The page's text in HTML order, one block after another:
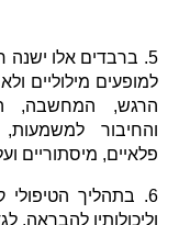
5. ברבדים אלו
למופעים מילוליים
הרגש, המחשבה,
והחיבור
פלאיים, מיסתוריים
6. בתהליך
וליכולותיו להבראה,